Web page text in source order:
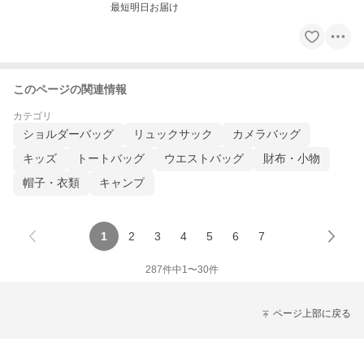
最短明日お届け
このページの関連情報
カテゴリ
ショルダーバッグ リュックサック
カメラバッグ
キッズ
トートバッグ ウエストバッグ
財布・小物
帽子・衣類
キャンプ
1 2 3 4 5 6 7
287件中1〜30件
ページ上部に戻る